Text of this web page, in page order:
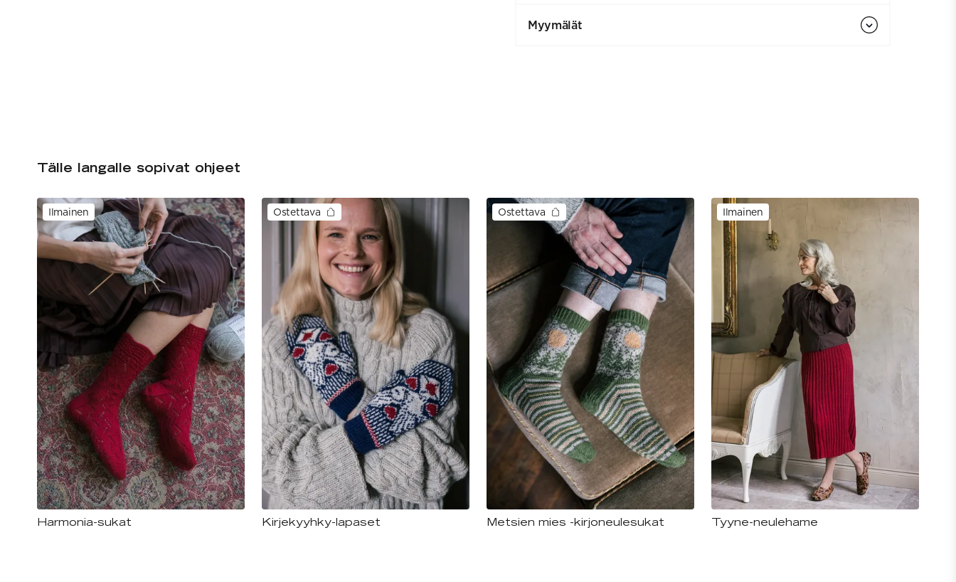
Myymälät
Tälle langalle sopivat ohjeet
Ilmainen
Harmonia-sukat
Ostettava
Kirjekyyhky-lapaset
Ostettava
Metsien mies -kirjoneulesukat
Ilmainen
Tyyne-neulehame